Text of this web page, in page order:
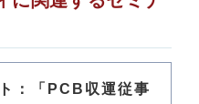
：「PCB収運従事